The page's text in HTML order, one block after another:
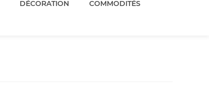
DÉCORATION COMMODITÉS